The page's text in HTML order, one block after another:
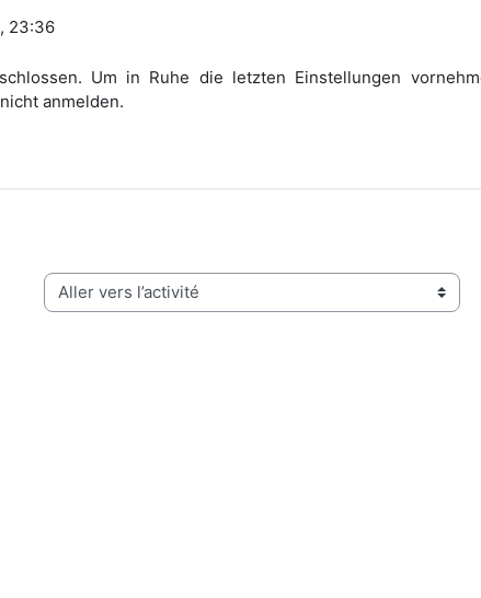
23:36
Um in Ruhe die letzten Einstellungen
anmelden.
Aller vers l’activité